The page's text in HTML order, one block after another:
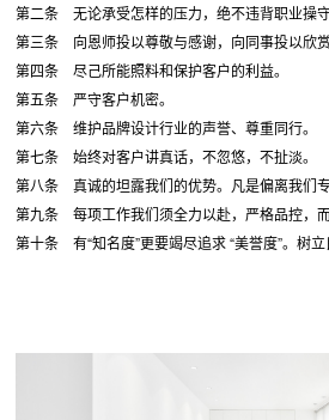
第二条 无论承受怎样的压力，绝不违背职业操
第三条 向恩师投以尊敬与感谢，向同事投以欣
第四条 尽己所能照料和保护客户的利益。
第五条 严守客户机密。
第六条 维护品牌设计行业的声誉、尊重同行。
第七条 始终对客户讲真话，不忽悠，不扯淡。
第八条 真诚的坦露我们的优势。凡是偏离我们
第九条 每项工作我们须全力以赴，严格品控，
第十条 有“知名度”更要竭尽追求 “美誉度”。树立